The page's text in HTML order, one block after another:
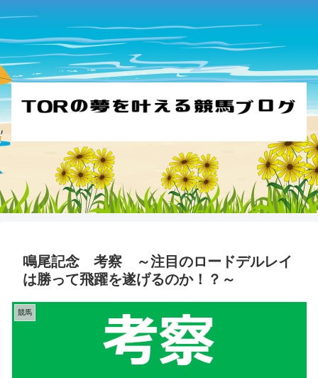
鳴尾記念 考察 ～注目のロードデルレイ
は勝って飛躍を遂げるのか！？～
競馬